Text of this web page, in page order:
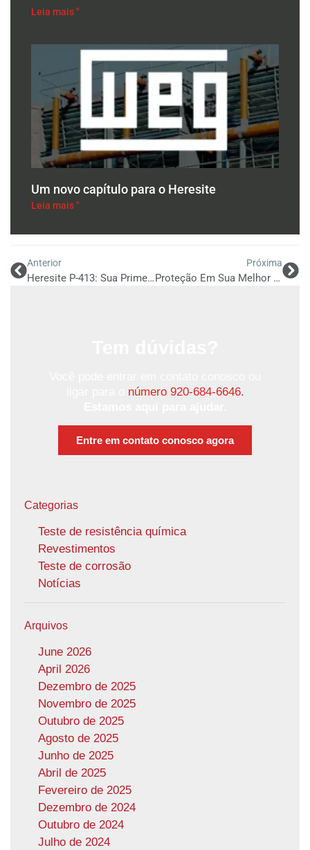
Leia mais "
Um novo capítulo para o Heresite
Leia mais "
Anterior
Heresite P-413: Sua Primeira Linha De Defesa No Combate Ao Custo Da Corrosão Em Equipamentos De Transferência De Calor
Próxima
Proteção Em Sua Melhor Forma
número 920-684-6646.
Entre em contato conosco agora
Categorias
Teste de resistência química
Revestimentos
Teste de corrosão
Notícias
Arquivos
June 2026
April 2026
Dezembro de 2025
Novembro de 2025
Outubro de 2025
Agosto de 2025
Junho de 2025
Abril de 2025
Fevereiro de 2025
Dezembro de 2024
Outubro de 2024
Julho de 2024